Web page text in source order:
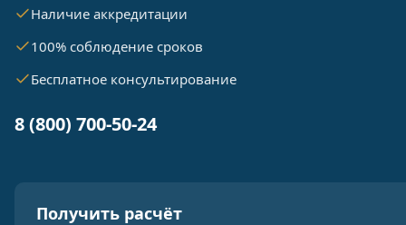
Наличие аккредитации
100% соблюдение сроков
Бесплатное консультирование
8 (800) 700-50-24
Получить расчёт